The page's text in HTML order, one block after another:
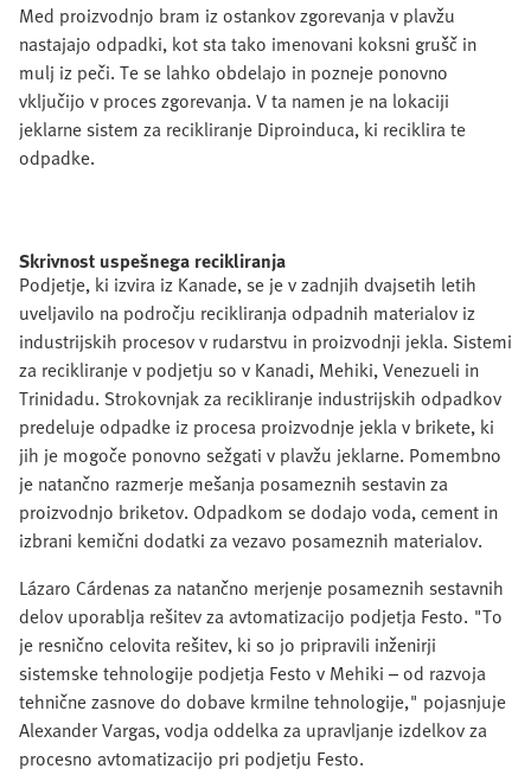
Med proizvodnjo bram iz ostankov zgorevanja v plavžu
nastajajo odpadki, kot sta tako imenovani koksni grušč in
mulj iz peči. Te se lahko obdelajo in pozneje ponovno
vključijo v proces zgorevanja. V ta namen je na lokaciji
jeklarne sistem za recikliranje Diproinduca, ki reciklira te
odpadke.
Skrivnost uspešnega recikliranja
Podjetje, ki izvira iz Kanade, se je v zadnjih dvajsetih letih
uveljavilo na področju recikliranja odpadnih materialov iz
industrijskih procesov v rudarstvu in proizvodnji jekla. Sistemi
za recikliranje v podjetju so v Kanadi, Mehiki, Venezueli in
Trinidadu. Strokovnjak za recikliranje industrijskih odpadkov
predeluje odpadke iz procesa proizvodnje jekla v brikete, ki
jih je mogoče ponovno sežgati v plavžu jeklarne. Pomembno
je natančno razmerje mešanja posameznih sestavin za
proizvodnjo briketov. Odpadkom se dodajo voda, cement in
izbrani kemični dodatki za vezavo posameznih materialov.
Lázaro Cárdenas za natančno merjenje posameznih sestavnih
delov uporablja rešitev za avtomatizacijo podjetja Festo. "To
je resnično celovita rešitev, ki so jo pripravili inženirji
sistemske tehnologije podjetja Festo v Mehiki – od razvoja
tehnične zasnove do dobave krmilne tehnologije," pojasnjuje
Alexander Vargas, vodja oddelka za upravljanje izdelkov za
procesno avtomatizacijo pri podjetju Festo.